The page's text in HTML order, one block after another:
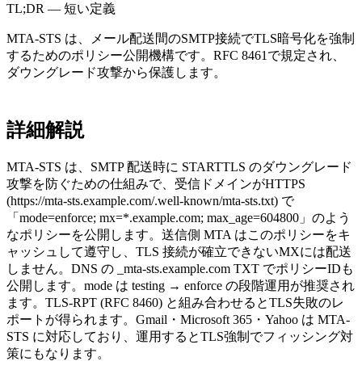
TL;DR — 短い定義
MTA-STS は、メール配送間のSMTP接続でTLS暗号化を強制
するためのポリシー公開機構です。RFC 8461で規定され、
ダウングレード攻撃から保護します。
詳細解説
MTA-STS は、SMTP 配送時に STARTTLS のダウングレード
攻撃を防ぐための仕組みで、受信ドメインがHTTPS
(https://mta-sts.example.com/.well-known/mta-sts.txt) で
「mode=enforce; mx=*.example.com; max_age=604800」のよう
なポリシーを公開します。送信側 MTA はこのポリシーをキ
ャッシュして遵守し、TLS 接続が確立できないMXには配送
しません。DNS の _mta-sts.example.com TXT でポリシーIDも
公開します。mode は testing → enforce の段階運用が推奨され
ます。TLS-RPT (RFC 8460) と組み合わせるとTLS失敗のレ
ポートが得られます。Gmail・Microsoft 365・Yahoo は MTA-
STS に対応しており、運用するとTLS強制でフィッシング対
策にもなります。